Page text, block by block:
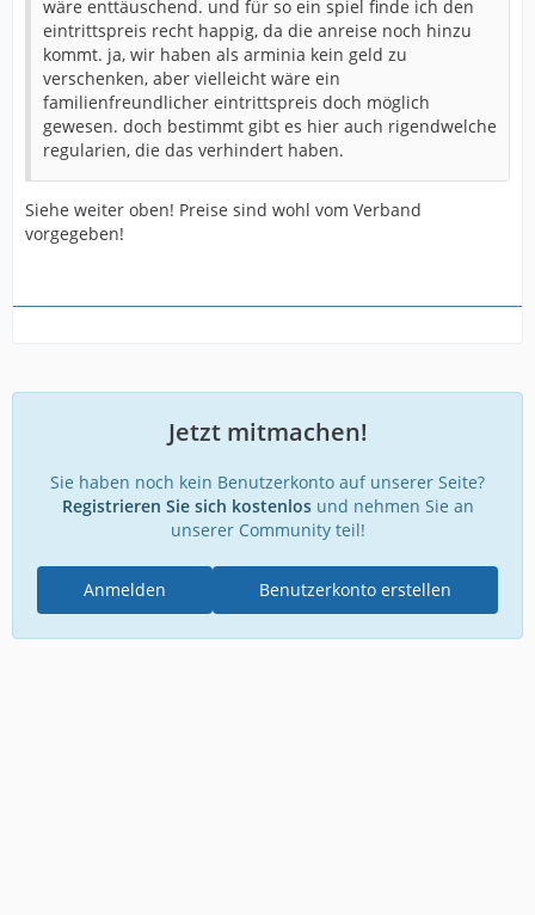
wäre enttäuschend. und für so ein spiel finde ich den
eintrittspreis recht happig, da die anreise noch hinzu
kommt. ja, wir haben als arminia kein geld zu
verschenken, aber vielleicht wäre ein
familienfreundlicher eintrittspreis doch möglich
gewesen. doch bestimmt gibt es hier auch rigendwelche
regularien, die das verhindert haben.
Siehe weiter oben! Preise sind wohl vom Verband
vorgegeben!
Jetzt mitmachen!
Sie haben noch kein Benutzerkonto auf unserer Seite?
Registrieren Sie sich kostenlosund nehmen Sie an
unserer Community teil!
Benutzerkonto erstellen
Anmelden